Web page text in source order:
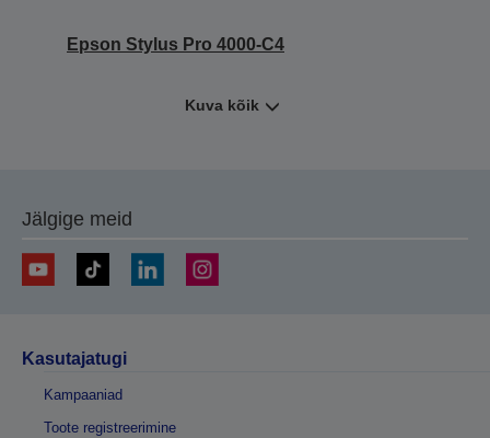
Epson Stylus Pro 4000-C4
Kuva kõik
Jälgige meid
Kasutajatugi
Kampaaniad
Toote registreerimine